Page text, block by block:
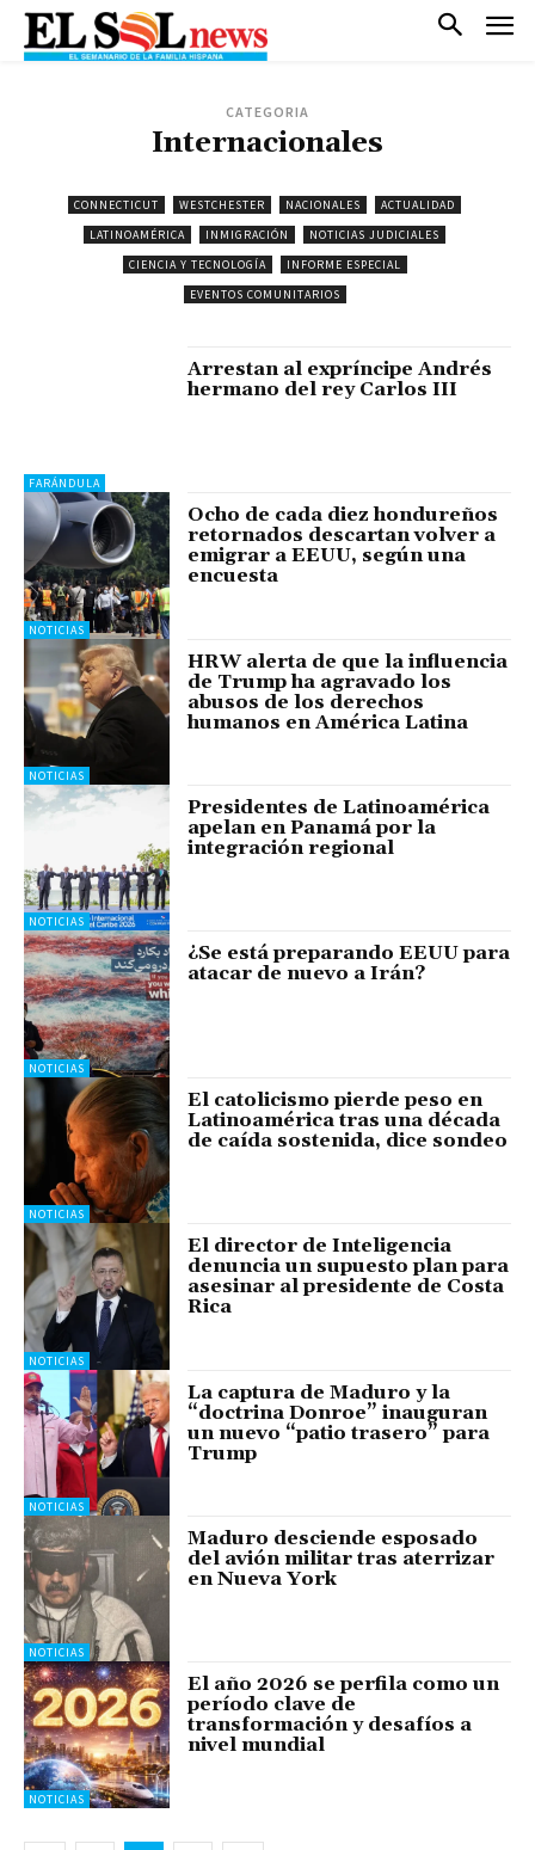
CATEGORIA
Internacionales
CONNECTICUT WESTCHESTER NACIONALES
ACTUALIDAD
LATINOAMÉRICA
INMIGRACIÓN
NOTICIAS JUDICIALES
CIENCIA Y TECNOLOGÍA
INFORME ESPECIAL
EVENTOS COMUNITARIOS
FARÁNDULA
Arrestan al expríncipe Andrés
hermano del rey Carlos III
NOTICIAS
Ocho de cada diez hondureños
retornados descartan volver a
emigrar a EEUU, según una
encuesta
NOTICIAS
HRW alerta de que la influencia
de Trump ha agravado los
abusos de los derechos
humanos en América Latina
NOTICIAS
Presidentes de Latinoamérica
apelan en Panamá por la
integración regional
NOTICIAS
¿Se está preparando EEUU para
atacar de nuevo a Irán?
NOTICIAS
El catolicismo pierde peso en
Latinoamérica tras una década
de caída sostenida, dice sondeo
NOTICIAS
El director de Inteligencia
denuncia un supuesto plan para
asesinar al presidente de Costa
Rica
NOTICIAS
La captura de Maduro y la
“doctrina Donroe” inauguran
un nuevo “patio trasero” para
Trump
NOTICIAS
Maduro desciende esposado
del avión militar tras aterrizar
en Nueva York
NOTICIAS
El año 2026 se perfila como un
período clave de
transformación y desafíos a
nivel mundial